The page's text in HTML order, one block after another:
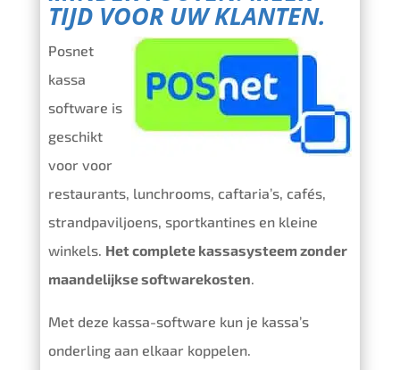
TIJD VOOR UW KLANTEN.
Posnet
kassa
software is
geschikt
voor voor
restaurants, lunchrooms, caftaria’s, cafés,
strandpaviljoens, sportkantines en kleine
winkels. Het complete kassasysteem zonder
maandelijkse softwarekosten.
Met deze kassa-software kun je kassa’s
onderling aan elkaar koppelen.